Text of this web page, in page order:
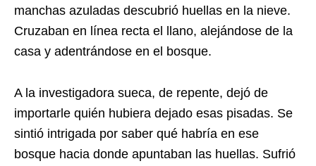
manchas azuladas descubrió huellas en la nieve.
Cruzaban en línea recta el llano, alejándose de la
casa y adentrándose en el bosque.
A la investigadora sueca, de repente, dejó de
importarle quién hubiera dejado esas pisadas. Se
sintió intrigada por saber qué habría en ese
bosque hacia donde apuntaban las huellas. Sufrió